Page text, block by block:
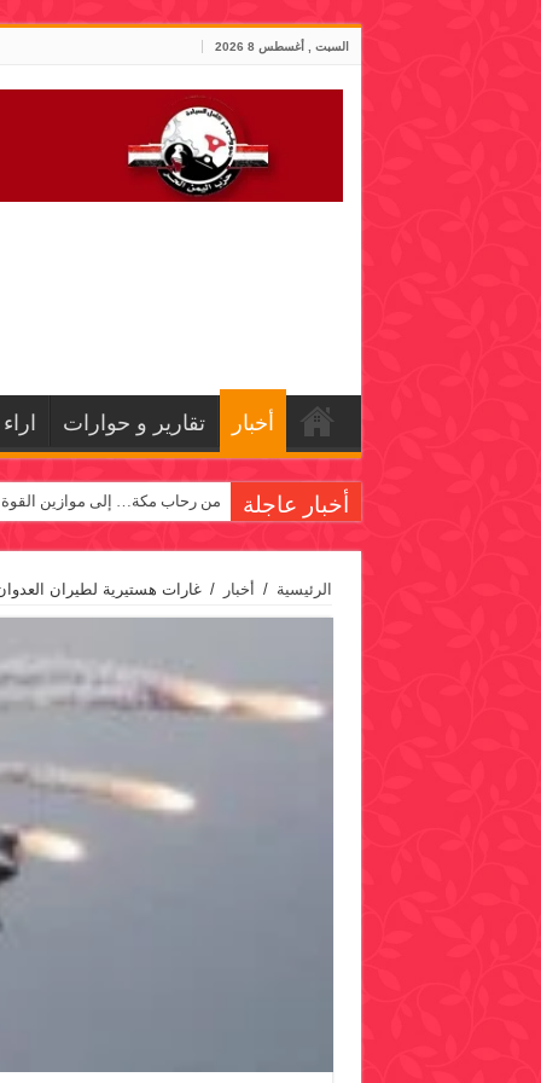
السبت , أغسطس 8 2026
أخبار تقارير و حوارات اراء
أخبار عاجلة من رحاب مكة… إلى موازين
الرئيسية / أخبار / غارات هستيرية لطيران